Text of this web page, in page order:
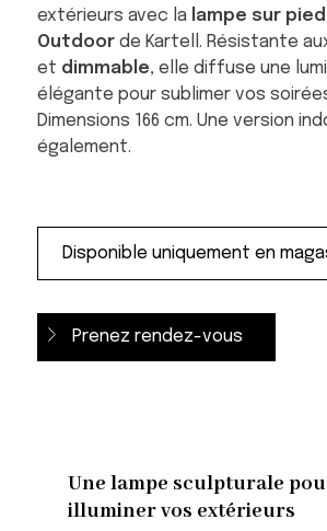
extérieurs avec la lampe sur
Outdoorde Kartell. Résistante
et dimmable, elle diffuse une
élégante pour sublimer vos
Dimensions 166 cm. Une version
également.
Prenez rendez-vous
Une lampe sculpturale
illuminer vos extérieurs